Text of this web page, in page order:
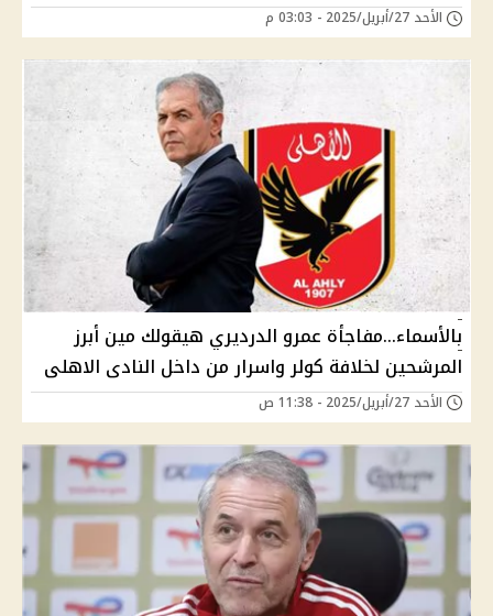
الأحد 27/أبريل/2025 - 03:03 م
بالأسماء...مفاجأة عمرو الدرديري هيقولك مين أبرز
المرشحين لخلافة كولر واسرار من داخل النادى الاهلى
الأحد 27/أبريل/2025 - 11:38 ص